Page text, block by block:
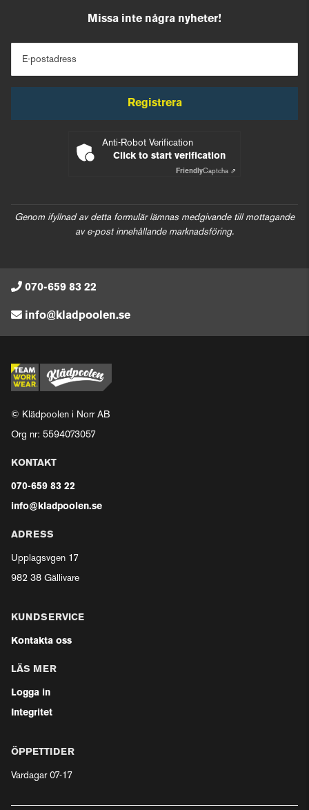
Missa inte några nyheter!
E-postadress
Registrera
Anti-Robot Verification
Click to start verification
FriendlyCaptcha ⇗
Genom ifyllnad av detta formulär lämnas medgivande till mottagande
av e-post innehållande marknadsföring.
070-659 83 22
info@kladpoolen.se
© Klädpoolen i Norr AB
Org nr: 5594073057
KONTAKT
070-659 83 22
info@kladpoolen.se
ADRESS
Upplagsvgen 17
982 38 Gällivare
KUNDSERVICE
Kontakta oss
LÄS MER
Logga in
Integritet
ÖPPETTIDER
Vardagar 07-17